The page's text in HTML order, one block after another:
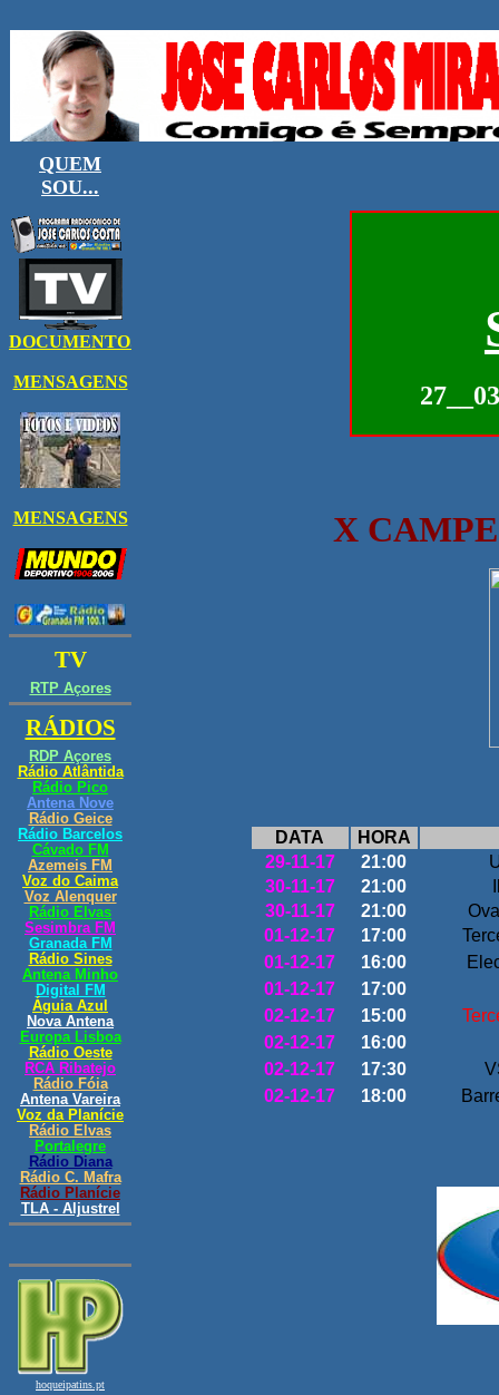
X
DATA
HORA
29-11-17
21:00
30-11-17
21:00
30-11-17
21:00
01-12-17
17:00
01-12-17
16:00
01-12-17
17:00
02-12-17
15:00
02-12-17
16:00
02-12-17
17:30
02-12-17
18:00